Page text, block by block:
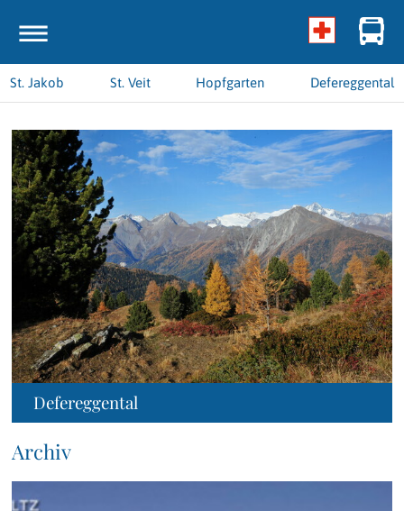
St. Jakob St. Veit Hopfgarten Defereggental
Defereggental
Archiv